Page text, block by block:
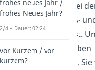
Es gibt einen Fall, bei
Essengehen
“ groß-
zusammenschreibst.
dann, wenn die Verben
substantiviert
sind.
frohes neues Jahr /
frohes Neues Jahr?
2/4 – Dauer: 02:24
vor Kurzem / vor
kurzem?